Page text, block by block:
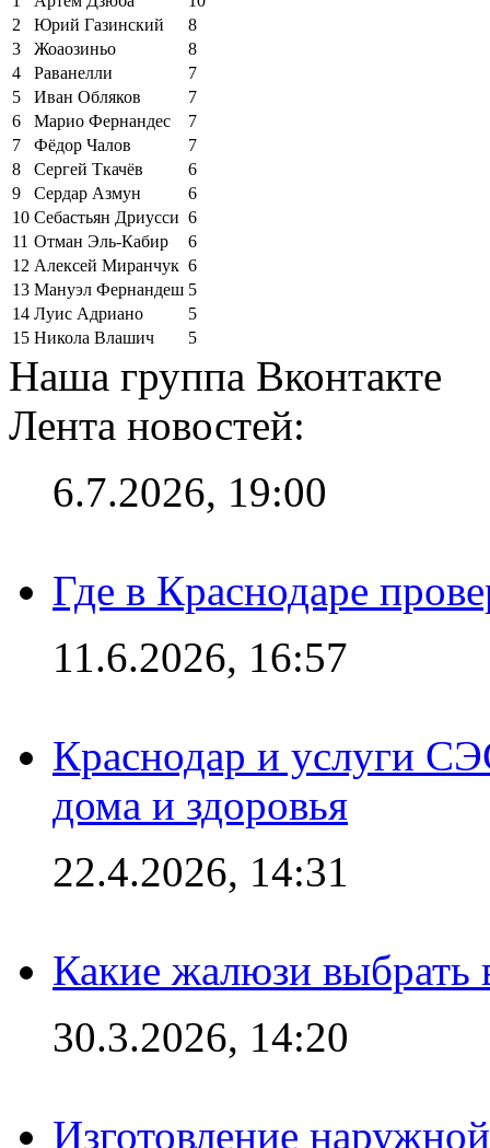
2
Юрий Газинский
8
3
Жоаозиньо
8
4
Раванелли
7
5
Иван Обляков
7
6
Марио Фернандес
7
7
Фёдор Чалов
7
8
Сергей Ткачёв
6
9
Сердар Азмун
6
10 Себастьян Дриусси 6
11 Отман Эль-Кабир
6
12 Алексей Миранчук 6
13 Мануэл Фернандеш 5
14 Луис Адриано
5
15 Никола Влашич 5
Наша группа Вконтакте
Лента новостей:
6.7.2026, 19:00
Где в Краснодаре
11.6.2026, 16:57
Краснодар и услуги
дома и здоровья
22.4.2026, 14:31
Какие жалюзи выбрать
30.3.2026, 14:20
Изготовление